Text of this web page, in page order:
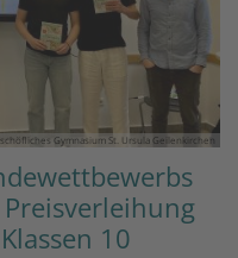
Gymnasium St. Ursula Geilenkirchen
Preisverleihung
10